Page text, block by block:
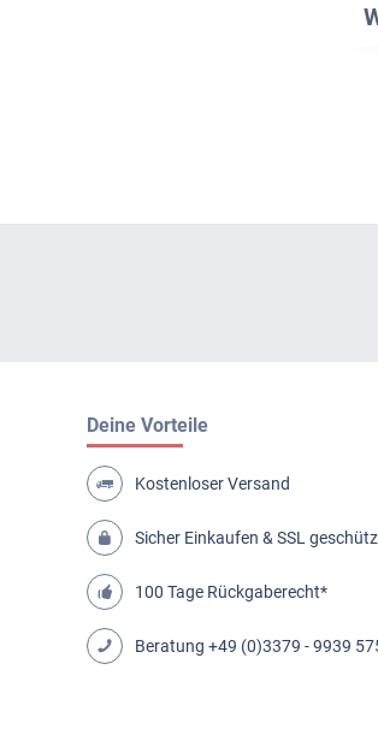
Deine Vorteile
Kostenloser Versand
Sicher Einkaufen & SSL
100 Tage Rückgaberecht*
Beratung +49 (0)3379 - 9939